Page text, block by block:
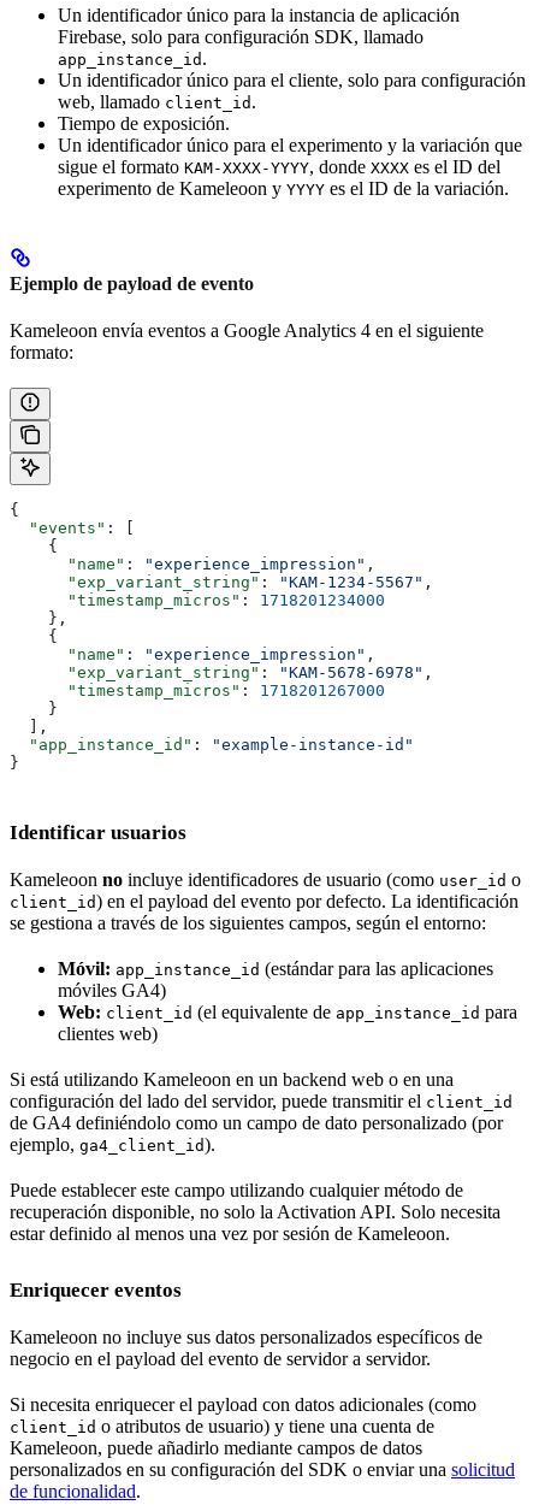
Un identificador único para la instancia de aplicación
Firebase, solo para configuración SDK, llamado
app_instance_id .
Un identificador único para el cliente, solo para configuración
web, llamado client_id .
Tiempo de exposición.
Un identificador único para el experimento y la variación que
sigue el formato KAM-XXXX-YYYY, donde XXXX es el ID del
experimento de Kameleoon y YYYY es el ID de la variación.
Ejemplo de payload de evento
Kameleoon envía eventos a Google Analytics 4 en el siguiente
formato:
{
  "events"
: [
    {
      "name"
: "experience_impression" ,
      "exp_variant_string"
: "KAM-1234-5567" ,
      "timestamp_micros"
: 1718201234000
    },
    {
      "name"
: "experience_impression" ,
      "exp_variant_string"
: "KAM-5678-6978" ,
      "timestamp_micros"
: 1718201267000
    }
  ],
  "app_instance_id"
:
"example-instance-id"
}
Identificar usuarios
Kameleoon no incluye identificadores de usuario (como user_id o
client_id) en el payload del evento por defecto. La identificación
se gestiona a través de los siguientes campos, según el entorno:
Móvil: app_instance_id (estándar para las aplicaciones
móviles GA4)
Web: client_id (el equivalente de app_instance_id para
clientes web)
Si está utilizando Kameleoon en un backend web o en una
configuración del lado del servidor, puede transmitir el client_id
de GA4 definiéndolo como un campo de dato personalizado (por
ejemplo, ga4_client_id).
Puede establecer este campo utilizando cualquier método de
recuperación disponible, no solo la Activation API. Solo necesita
estar definido al menos una vez por sesión de Kameleoon.
Enriquecer eventos
Kameleoon no incluye sus datos personalizados específicos de
negocio en el payload del evento de servidor a servidor.
Si necesita enriquecer el payload con datos adicionales (como
client_id o atributos de usuario) y tiene una cuenta de
Kameleoon, puede añadirlo mediante campos de datos
personalizados en su configuración del SDK o enviar una solicitud
de funcionalidad.